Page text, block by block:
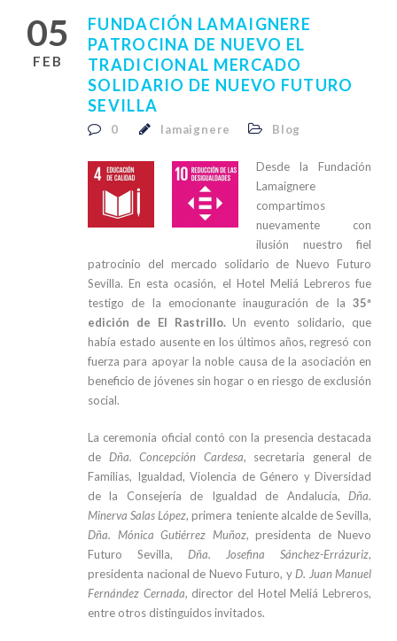
05
FEB
FUNDACIÓN LAMAIGNERE
PATROCINA DE NUEVO EL
TRADICIONAL MERCADO
SOLIDARIO DE NUEVO FUTURO
SEVILLA
0 lamaignere Blog
Desde la Fundación
Lamaignere
compartimos
nuevamente con
ilusión nuestro fiel
patrocinio del mercado solidario de Nuevo Futuro
Sevilla. En esta ocasión, el Hotel Meliá Lebreros fue
testigo de la emocionante inauguración de la 35ª
edición de El Rastrillo.Un evento solidario, que
había estado ausente en los últimos años, regresó con
fuerza para apoyar la noble causa de la asociación en
beneficio de jóvenes sin hogar o en riesgo de exclusión
social.
La ceremonia oficial contó con la presencia destacada
de Dña. Concepción Cardesa, secretaria general de
Familias, Igualdad, Violencia de Género y Diversidad
de la Consejería de Igualdad de Andalucía, Dña.
Minerva Salas López, primera teniente alcalde de Sevilla,
Dña. Mónica Gutiérrez Muñoz, presidenta de Nuevo
Futuro Sevilla, Dña. Josefina Sánchez-Errázuriz,
presidenta nacional de Nuevo Futuro, yD. Juan Manuel
Fernández Cernada, director del Hotel Meliá Lebreros,
entre otros distinguidos invitados.